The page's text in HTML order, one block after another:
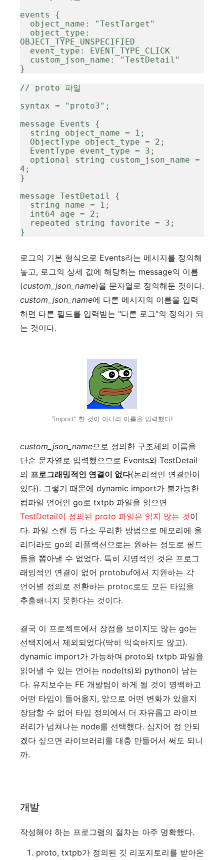
events {
OBJECT_TYPE_UNSPECIFIED
}
// proto 파일
syntax = "proto3";
message Events {
4;
}
message TestDetail {
}
로그의 기본 형식으로 Events라는 메시지를 정의해
놓고, 로그의 상세 값에 해당하는 message의 이름
(custom_json_name)을 문자열로 정의해둔 것이다.
custom_json_name에 다른 메시지의 이름을 입력
하면 다른 필드를 입력받는 "다른 로그"의 정의가 되
는 것이다.
"import" 한 것이 아니라 이름을 입력했다!
custom_json_name으로 정의한 구조체의 이름을
단순 문자열로 입력했으므로 Events와 TestDetail
의 프로그래밍적인 연결이 없다(논리적인 연결만이
있다). 그렇기 때문에 dynamic import가 불가능한
컴파일 언어인 go로 txtpb 파일을 읽으면
TestDetail이 정의된 proto 파일은 읽지 않는 것이
다. 파일 스캔 등 다소 무리한 방법으로 메모리에 올
리더라도 go의 리플랙션으로는 원하는 정도로 필드
들을 뽑아낼 수 없었다. 특히 치명적인 것은 프로그
래밍적인 연결이 없어 protobuf에서 지원하는 각
언어별 정의로 전환하는 protoc로도 모든 타입을
추출해니지 못한다는 것이다.
결국 이 프로젝트에서 장점을 보이지도 않는 go는
선택지에서 제외되었다(딱히 익숙하지도 않고).
dynamic import가 가능하며 proto와 txtpb 파일을
읽어낼 수 있는 언어는 node(ts)와 python이 남는
다. 유지보수는 FE 개발팀이 하게 될 것이 명백하고
어떤 타입이 들어올지, 앞으로 어떤 변화가 있을지
장담할 수 없어 타입 정의에서 더 자유롭고 라이브
러리가 넘쳐나는 node를 선택했다. 심지어 정 안되
겠다 싶으면 라이브러리를 대충 만들어서 써도 되니
까.
개발
작성해야 하는 프로그램의 절차는 아주 명확했다.
proto, txtpb가 정의된 깃 리포지토리를 받아온